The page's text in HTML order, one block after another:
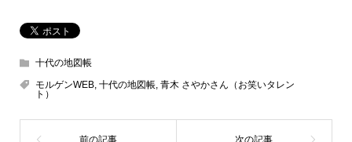
十代の地図帳
モルゲンWEB, 十代の地図帳, 青木 さやかさん（お笑いタレン
ト）